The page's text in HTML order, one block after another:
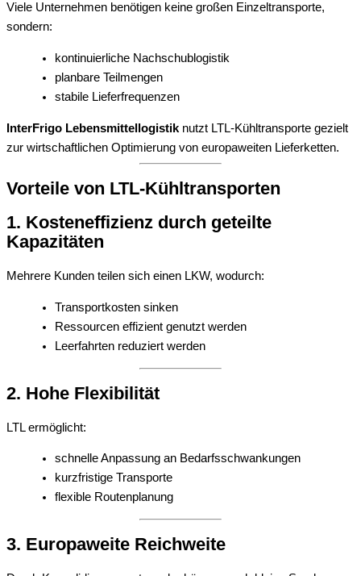
Viele Unternehmen benötigen keine großen Einzeltransporte,
sondern:
kontinuierliche Nachschublogistik
planbare Teilmengen
stabile Lieferfrequenzen
InterFrigo Lebensmittellogistik nutzt LTL-Kühltransporte gezielt
zur wirtschaftlichen Optimierung von europaweiten Lieferketten.
Vorteile von LTL-Kühltransporten
1. Kosteneffizienz durch geteilte
Kapazitäten
Mehrere Kunden teilen sich einen LKW, wodurch:
Transportkosten sinken
Ressourcen effizient genutzt werden
Leerfahrten reduziert werden
2. Hohe Flexibilität
LTL ermöglicht:
schnelle Anpassung an Bedarfsschwankungen
kurzfristige Transporte
flexible Routenplanung
3. Europaweite Reichweite